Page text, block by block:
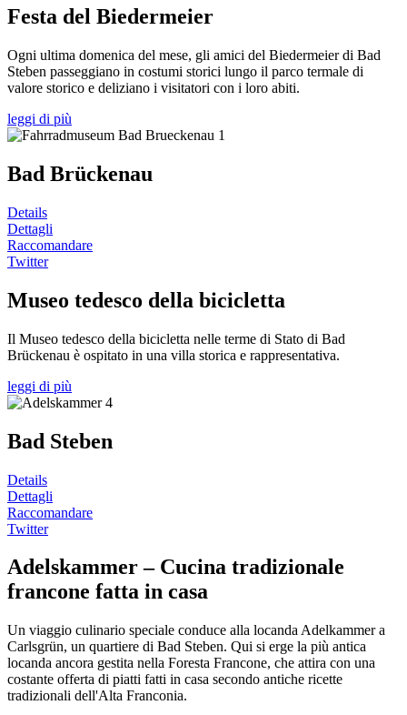
Festa del Biedermeier
Ogni ultima domenica del mese, gli amici del Biedermeier di Bad
Steben passeggiano in costumi storici lungo il parco termale di
valore storico e deliziano i visitatori con i loro abiti.
leggi di più
Bad Brückenau
Details
Dettagli
Raccomandare
Twitter
Museo tedesco della bicicletta
Il Museo tedesco della bicicletta nelle terme di Stato di Bad
Brückenau è ospitato in una villa storica e rappresentativa.
leggi di più
Bad Steben
Details
Dettagli
Raccomandare
Twitter
Adelskammer – Cucina tradizionale
francone fatta in casa
Un viaggio culinario speciale conduce alla locanda Adelkammer a
Carlsgrün, un quartiere di Bad Steben. Qui si erge la più antica
locanda ancora gestita nella Foresta Francone, che attira con una
costante offerta di piatti fatti in casa secondo antiche ricette
tradizionali dell'Alta Franconia.